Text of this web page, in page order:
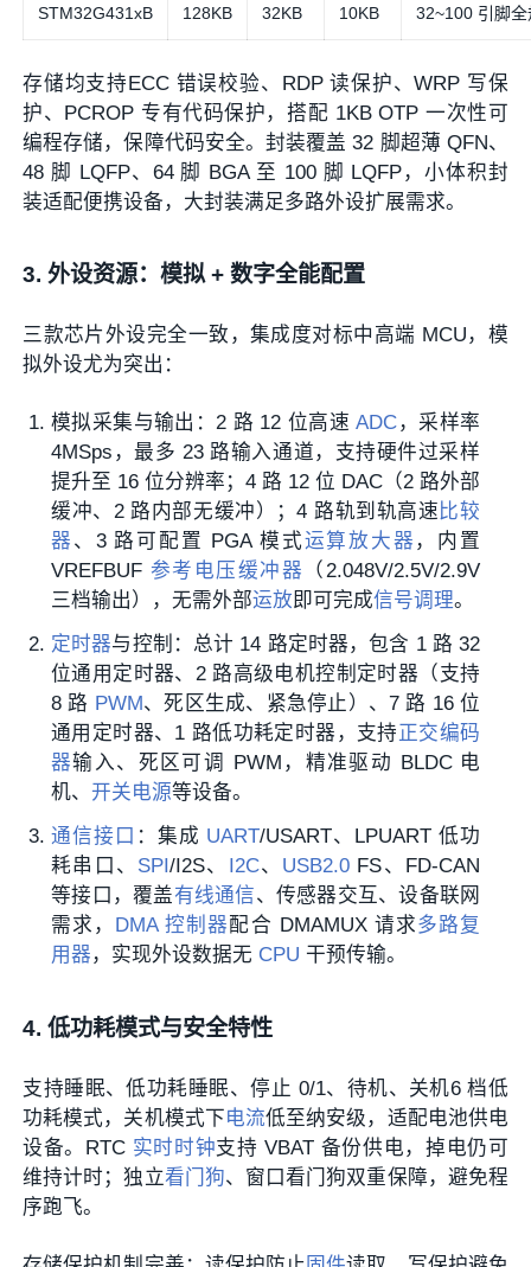
STM32G431xB 128KB 32KB 10KB 32~100 引脚全
存储均支持ECC 错误校验、RDP 读保护、WRP 写保
护、PCROP 专有代码保护，搭配 1KB OTP 一次性可
编程存储，保障代码安全。封装覆盖 32 脚超薄 QFN、
48 脚 LQFP、64 脚 BGA 至 100 脚 LQFP，小体积封
装适配便携设备，大封装满足多路外设扩展需求。
3. 外设资源：模拟 + 数字全能配置
三款芯片外设完全一致，集成度对标中高端 MCU，模
拟外设尤为突出：
模拟采集与输出：2 路 12 位高速ADC ，采样率
4MSps，最多 23 路输入通道，支持硬件过采样
提升至 16 位分辨率；4 路 12 位 DAC（2 路外部
缓冲、2 路内部无缓冲）；4 路轨到轨高速 比较
器 、3 路可配置 PGA 模式运算放大器 ，内置
VREFBUF 参考电压缓冲器
（2.048V/2.5V/2.9V
三档输出），无需外部运放即可完成信号调理。
定时器与控制：总计 14 路定时器，包含 1 路 32
位通用定时器、2 路高级电机控制定时器（支持
8 路 PWM、死区生成、紧急停止）、7 路 16 位
通用定时器、1 路低功耗定时器，支持正交编码
器输入、死区可调 PWM，精准驱动 BLDC 电
机、 开关电源等设备。
通信接口 ：集成 UART/USART、LPUART 低功
耗串口、 SPI/I2S、 I2C、 USB2.0 FS、FD-CAN
等接口，覆盖有线通信、传感器交互、设备联网
需求， DMA 控制器配合 DMAMUX 请求多路复
用器 ，实现外设数据无 CPU 干预传输。
4. 低功耗模式与安全特性
支持睡眠、低功耗睡眠、停止 0/1、待机、关机6 档低
功耗模式，关机模式下电流低至纳安级，适配电池供电
设备。RTC 实时时钟支持 VBAT 备份供电，掉电仍可
维持计时；独立看门狗、窗口看门狗双重保障，避免程
序跑飞。